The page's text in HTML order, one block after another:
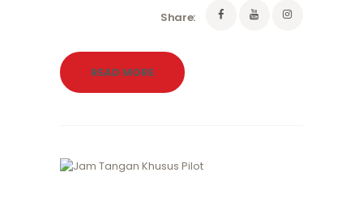
Share:
READ MORE